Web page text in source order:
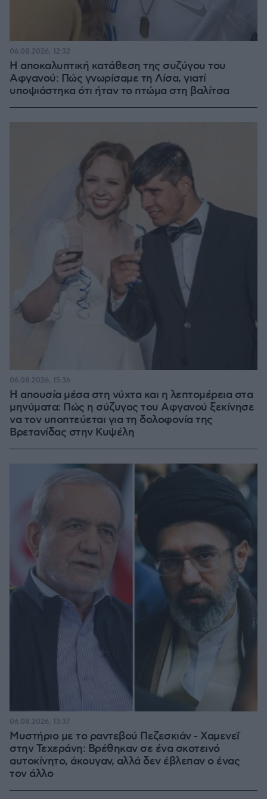
Η αποκαλυπτική κατάθεση της συζύγου του
Αφγανού: Πώς γνωρίσαμε τη Λίσα, γιατί
υποψιάστηκα ότι ήταν το πτώμα στη βαλίτσα
06.08.2026, 12:32
Η απουσία μέσα στη νύχτα και η λεπτομέρεια στα
μηνύματα: Πώς η σύζυγος του Αφγανού ξεκίνησε
να τον υποπτεύεται για τη δολοφονία της
Βρετανίδας στην Κυψέλη
06.08.2026, 15:36
Μυστήριο με το ραντεβού Πεζεσκιάν - Χαμενεΐ
στην Τεχεράνη: Βρέθηκαν σε ένα σκοτεινό
αυτοκίνητο, άκουγαν, αλλά δεν έβλεπαν ο ένας
τον άλλο
06.08.2026, 13:37